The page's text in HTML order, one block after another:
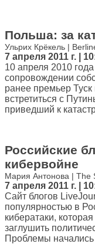
Польша: за
Ульрих Крёкель |
7 апреля 2011 г. |
10 апреля 2010
сопровождении
ранее премьер
встретиться с
приведший к
Российские
кибервойне
Мария Антонова | The
7 апреля 2011 г. |
Сайт блогов
популярностью в
кибератаки,
заглушить
Проблемы начались